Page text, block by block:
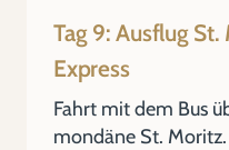
Tag 9: Ausflug
Express
Fahrt mit dem Bus
mondäne St.